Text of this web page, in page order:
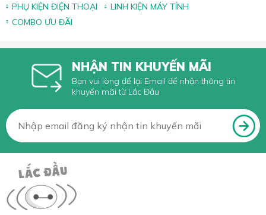
PHỤ KIỆN ĐIỆN THOẠI
LINH KIỆN MÁY TÍNH
COMBO ƯU ĐÃI
NHẬN TIN KHUYẾN MÃI
Bạn vui lòng để lại Email để nhận thông tin
khuyến mãi từ Lắc Đầu